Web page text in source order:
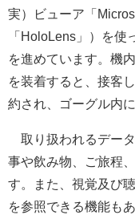
実）ビューア「
「HoloLens」）を
を進めています。機
を装着すると、接客
約され、ゴーグル内
取り扱われるデー
事や飲み物、ご旅程
す。また、視覚及び
を参照できる機能もあ